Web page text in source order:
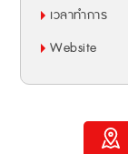
เวลาทำการ
Website